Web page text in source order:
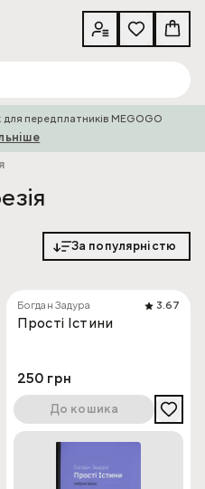
передплатників MEGOGO
За популярністю
Богдан Задура 3.67
Прості Істини
250 грн
До кошика